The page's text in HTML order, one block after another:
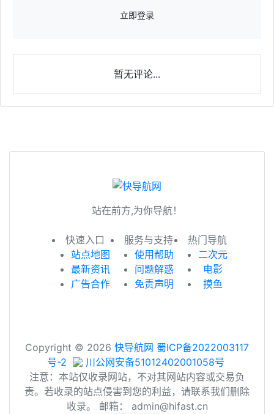
立即登录
暂无评论...
站在前方,为你导航！
快速入口
站点地图
最新资讯
广告合作
服务与支持
使用帮助
问题解惑
免责声明
热门导航
二次元
电影
摸鱼
Copyright © 2026 快导航网 蜀ICP备2022003117
号-2
川公网安备51012402001058号
注意：本站仅收录网站，不对其网站内容或交易负
责。若收录的站点侵害到您的利益，请联系我们删除
收录。 邮箱： admin@hifast.cn